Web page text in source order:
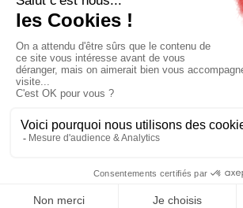
NEWSLETTER
Qui sommes-nous?
Contactez-nous